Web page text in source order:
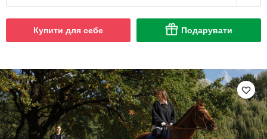
Купити для себе Подарувати